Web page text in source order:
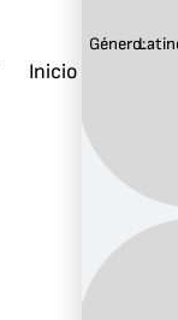
Inicio
Género: